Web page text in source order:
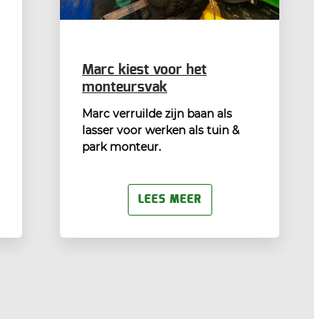
Marc kiest voor het
monteursvak
Marc verruilde zijn baan als
lasser voor werken als tuin &
park monteur.
LEES MEER